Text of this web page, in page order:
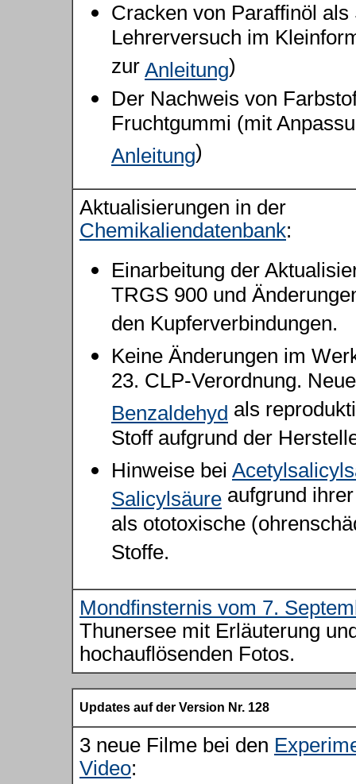
Cracken von Paraffinöl
Lehrerversuch im
zur Anleitung)
Der Nachweis von
Fruchtgummi (mit
Anleitung)
Aktualisierungen in der
Chemikaliendatenbank:
Einarbeitung der
TRGS 900 und
den Kupferverbindungen.
Keine Änderungen im
23. CLP-Verordnung.
Benzaldehyd als
Stoff aufgrund der
Hinweise bei
Salicylsäure aufgrund
als ototoxische
Stoffe.
Mondfinsternis vom 7.
Thunersee mit Erläuterung
hochauflösenden Fotos.
Updates auf der Version Nr. 128
3 neue Filme bei den
Video: